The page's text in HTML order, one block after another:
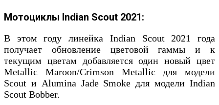
Мотоциклы Indian Scout 2021:
В этом году линейка Indian Scout 2021 года
получает обновление цветовой гаммы и к
текущим цветам добавляется один новый цвет
Metallic Maroon/Crimson Metallic для модели
Scout и Alumina Jade Smoke для модели Indian
Scout Bobber.